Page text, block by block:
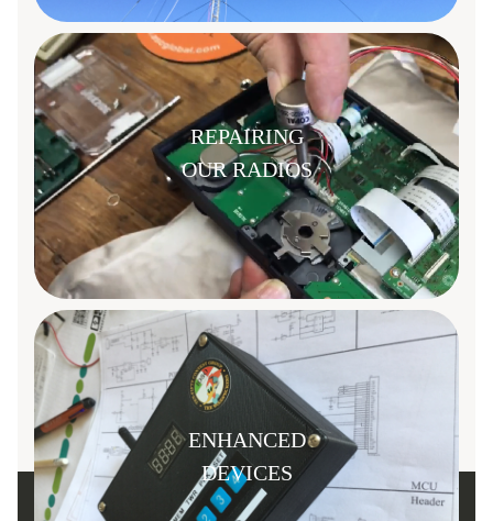
REPAIRING
OUR RADIOS
ENHANCED
DEVICES